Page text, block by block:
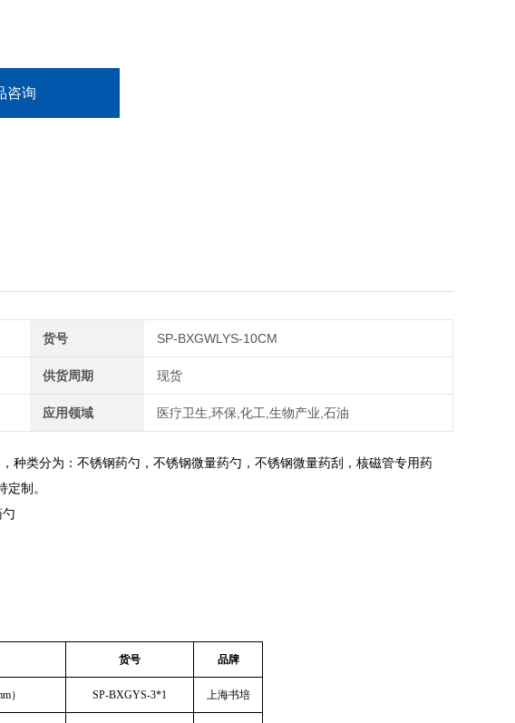
咨询
货号 SP-BXGWLYS-10CM
供货周期 现货
应用领域 医疗卫生,环保,化工,生物产业,石油
种类分为：不锈钢药勺，不锈钢微量药勺，不锈钢微量药刮，核磁管专用药
制。
货号 品牌
） SP-BXGYS-3*1 上海书培